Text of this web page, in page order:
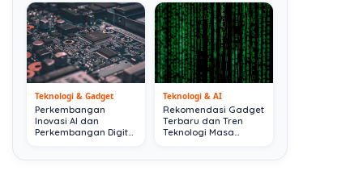
Teknologi & Gadget
Perkembangan
Inovasi AI dan
Perkembangan Digital
Teknologi & AI
Rekomendasi Gadget
Terbaru dan Tren
Teknologi Masa